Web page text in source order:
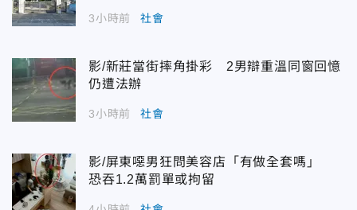
3小時前 社會
影/新莊當街摔角掛彩 2男辯重溫同窗回憶
仍遭法辦
3小時前 社會
影/屏東噁男狂問美容店「有做全套嗎」
恐吞1.2萬罰單或拘留